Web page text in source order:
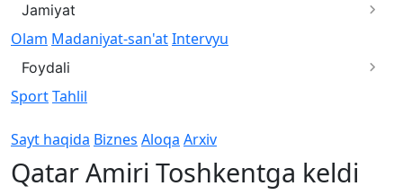
Jamiyat
Olam Madaniyat-san'atIntervyu
Foydali
SportTahlil
Sayt haqida Biznes Aloqa Arxiv
Qatar Amiri Toshkentga keldi